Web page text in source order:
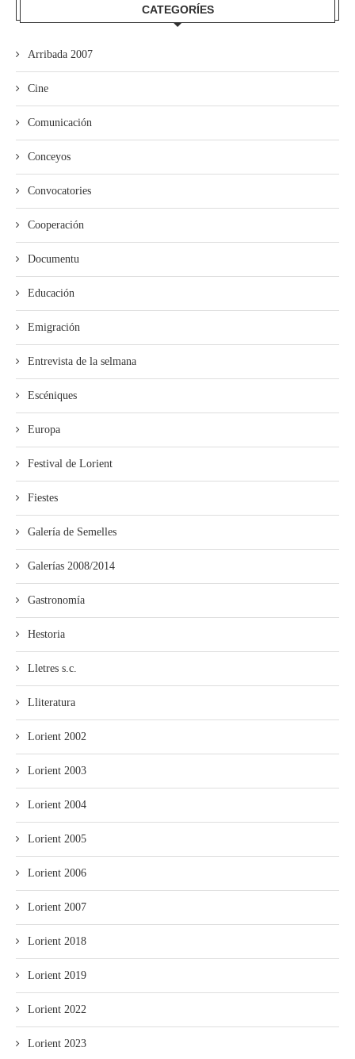
CATEGORÍES
Arribada 2007
Cine
Comunicación
Conceyos
Convocatories
Cooperación
Documentu
Educación
Emigración
Entrevista de la selmana
Escéniques
Europa
Festival de Lorient
Fiestes
Galería de Semelles
Galerías 2008/2014
Gastronomía
Hestoria
Lletres s.c.
Lliteratura
Lorient 2002
Lorient 2003
Lorient 2004
Lorient 2005
Lorient 2006
Lorient 2007
Lorient 2018
Lorient 2019
Lorient 2022
Lorient 2023